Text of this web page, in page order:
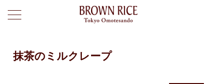
抹茶のミルクレープ